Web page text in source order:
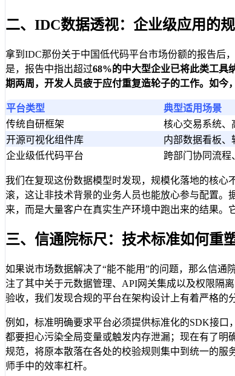
二、IDC数据透视：企业级应用的
拿到IDC那份关于中国低代码平台市场份额的报告后
是，报告中指出超过68%的中大型企业已将此类工具
期两周，开发人员疲于应付重复造轮子的工作。如
平台类型 典型适用场景
传统自研框架
核心交易系统、
开源可视化组件库
内部数据看板、
企业级低代码平台
跨部门协同流程
我们在复现这份数据模型时发现，规模化落地的核心
滚，这让非技术背景的业务人员也能放心参与配置。
来，而是大量客户在真实生产环境中跑出来的结果。
三、信通院标尺：技术标准如何重
如果说市场数据解决了“能不能用”的问题，那么信通
注了其中关于元数据管理、API网关集成以及权限隔
验收，我们发现合规的平台在架构设计上有着严格的
例如，标准明确要求平台必须提供标准化的SDK接口
都要担心污染全局变量或触发内存泄漏；现在有了明
规范，将原本散落在各处的校验规则集中到统一的服
师手中的效率杠杆。